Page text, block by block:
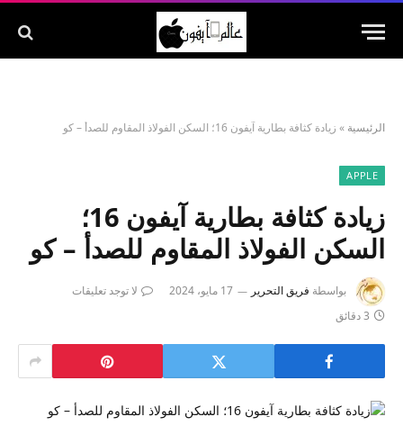
الرئيسية » زيادة كثافة بطارية آيفون 16؛ السكن الفولاذ المقاوم للصدأ – كو
APPLE
زيادة كثافة بطارية آيفون 16؛
السكن الفولاذ المقاوم للصدأ – كو
بواسطة فريق التحرير 17 مايو، 2024
لا توجد تعليقات
3 دقائق